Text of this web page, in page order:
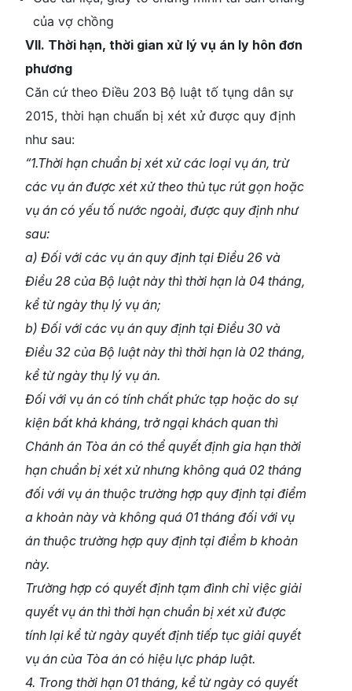
của vợ chồng
VII. Thời hạn, thời gian xử lý vụ án ly hôn đơn
phương
Căn cứ theo Điều 203 Bộ luật tố tụng dân sự
2015, thời hạn chuẩn bị xét xử được quy định
như sau:
“1.Thời hạn chuẩn bị xét xử các loại vụ án, trừ
các vụ án được xét xử theo thủ tục rút gọn hoặc
vụ án có yếu tố nước ngoài, được quy định như
sau:
a) Đối với các vụ án quy định tại Điều 26 và
Điều 28 của Bộ luật này thì thời hạn là 04 tháng,
kể từ ngày thụ lý vụ án;
b) Đối với các vụ án quy định tại Điều 30 và
Điều 32 của Bộ luật này thì thời hạn là 02 tháng,
kể từ ngày thụ lý vụ án.
Đối với vụ án có tính chất phức tạp hoặc do sự
kiện bất khả kháng, trở ngại khách quan thì
Chánh án Tòa án có thể quyết định gia hạn thời
hạn chuẩn bị xét xử nhưng không quá 02 tháng
đối với vụ án thuộc trường hợp quy định tại điểm
a khoản này và không quá 01 tháng đối với vụ
án thuộc trường hợp quy định tại điểm b khoản
này.
Trường hợp có quyết định tạm đình chỉ việc giải
quyết vụ án thì thời hạn chuẩn bị xét xử được
tính lại kể từ ngày quyết định tiếp tục giải quyết
vụ án của Tòa án có hiệu lực pháp luật.
4. Trong thời hạn 01 tháng, kể từ ngày có quyết